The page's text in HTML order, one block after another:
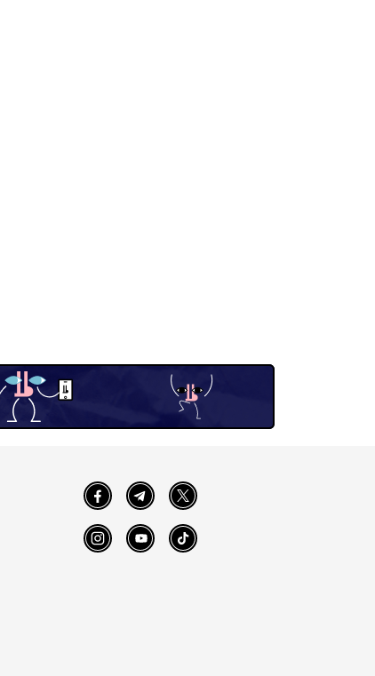
FacebookTelegram Twitter
InstagramYouTube TikTok